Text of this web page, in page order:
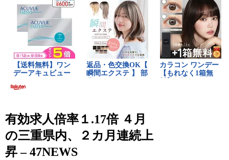
有効求人倍率１.17倍 ４月
の三重県内、２カ月連続上
昇 – 47NEWS